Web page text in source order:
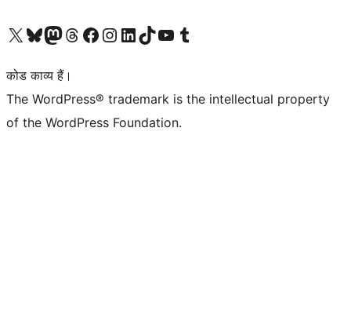
Visit our X (formerly Twitter) account
हमारे बलुस्की खाते पर जाएँVisit our Mastodon account
हमारे थ्रेड्स अकाउंट पर जाएंहमारे फेसबुक पेज पर जाएँहमारे इंस्टाग्राम अकाउंट पर जाएंहमारे लिंक्डइन खाते पर जाएँहमारे टिकटॉक खाते पर जाएँहमारे यूट्यूब चैनल पर जाएंहमारे Tumblr खाते पर जाएँ
कोड काव्य हैं।
The WordPress® trademark is the intellectual property
of the WordPress Foundation.